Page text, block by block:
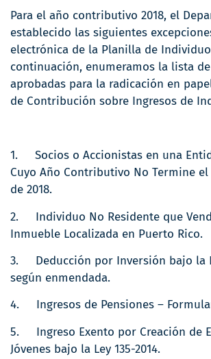
Para el año contributivo 2018, el
establecido las siguientes
electrónica de la Planilla de
continuación, enumeramos la lista
aprobadas para la radicación en
de Contribución sobre Ingresos de
1. Socios o Accionistas en una
Cuyo Año Contributivo No Termine
de 2018.
2. Individuo No Residente que
Inmueble Localizada en Puerto Rico.
3. Deducción por Inversión bajo la
según enmendada.
4. Ingresos de Pensiones –
5. Ingreso Exento por Creación de
Jóvenes bajo la Ley 135-2014.